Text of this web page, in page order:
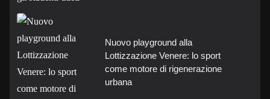
Nuovo playground alla
Lottizzazione Venere: lo sport
come motore di rigenerazione
urbana